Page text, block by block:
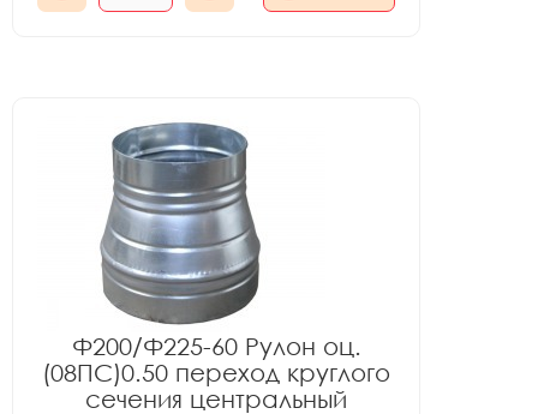
Ф200/Ф225-60 Рулон оц.
(08ПС)0.50 переход круглого
сечения центральный